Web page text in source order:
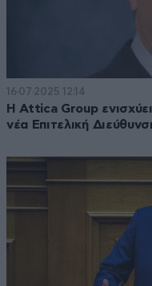
16·07·2025 12:14
Η Attica Group
νέα Επιτελική